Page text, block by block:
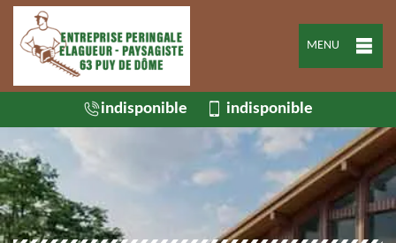
MENU
indisponible indisponible